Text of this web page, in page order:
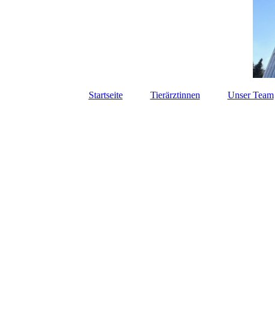
Startseite Tierärztinnen Unser Team